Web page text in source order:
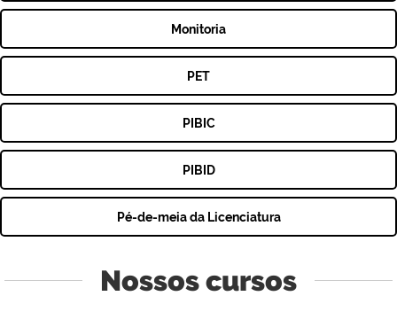
Monitoria
PET
PIBIC
PIBID
Pé-de-meia da Licenciatura
Nossos cursos